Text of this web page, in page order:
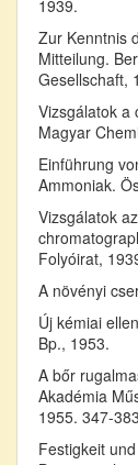
1939.
Zur Kenntnis
Mitteilung.
Gesellschaft,
Vizsgálatok a
Magyar
Einführung
Ammoniak.
Vizsgálatok
Folyóirat,
A növényi
Új kémiai
Bp., 1953.
A bőr
Akadémia
1955. 347-
Festigkeit